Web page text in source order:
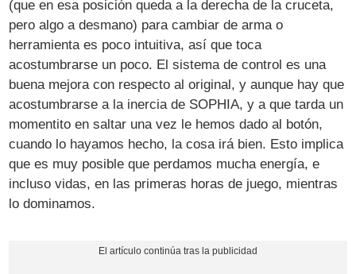
(que en esa posición queda a la derecha de la cruceta,
pero algo a desmano) para cambiar de arma o
herramienta es poco intuitiva, así que toca
acostumbrarse un poco. El sistema de control es una
buena mejora con respecto al original, y aunque hay que
acostumbrarse a la inercia de SOPHIA, y a que tarda un
momentito en saltar una vez le hemos dado al botón,
cuando lo hayamos hecho, la cosa irá bien. Esto implica
que es muy posible que perdamos mucha energía, e
incluso vidas, en las primeras horas de juego, mientras
lo dominamos.